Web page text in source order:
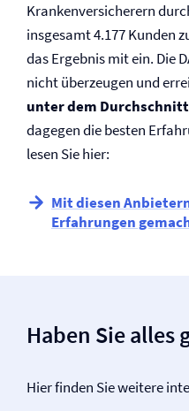
Kranken­versicherern
insgesamt 4.177 Kunden
das Ergebnis mit ein. Die
nicht überzeugen und
unter dem Durchschnitt
dagegen die besten
lesen Sie hier:
Mit diesen
Erfahrungen
Haben Sie alles
Hier finden Sie weitere